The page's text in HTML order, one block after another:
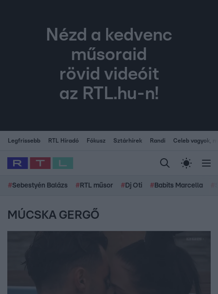
Nézd a kedvenc
műsoraid
rövid videóit
az RTL.hu-n!
Legfrissebb RTL Híradó Fókusz Sztárhírek Randi Celeb vagyok,
#Sebestyén Balázs # RTL műsor # Dj Oti # Babits Marcella
MÚCSKA GERGŐ